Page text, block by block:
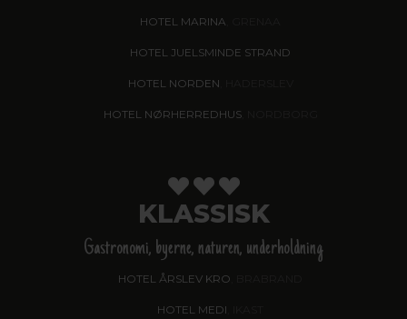
HOTEL MARINA
HOTEL JUELSMINDE STRAND
HOTEL NORDEN
HOTEL NØRHERREDHUS, NORDBORG
KLASSISK
Gastronomi, byerne, naturen, underholdning
HOTEL ÅRSLEV KRO
HOTEL MEDI